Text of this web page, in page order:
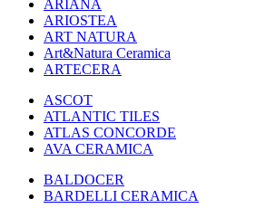
ARIANA
ARIOSTEA
ART NATURA
Art&Natura Ceramica
ARTECERA
ASCOT
ATLANTIC TILES
ATLAS CONCORDE
AVA CERAMICA
BALDOCER
BARDELLI CERAMICA